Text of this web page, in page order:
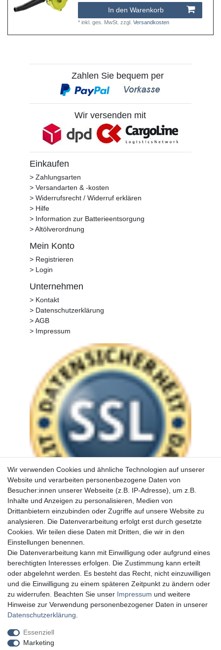
In den Warenkorb
*inkl. ges. MwSt. zzgl.Versandkosten
Zahlen Sie bequem per
Wir versenden mit
Einkaufen
> Zahlungsarten
> Versandarten & -kosten
> Widerrufsrecht / Widerruf erklären
> Hilfe
> Information zur Batterieentsorgung
> Altölverordnung
Mein Konto
> Registrieren
> Login
Unternehmen
> Kontakt
> Datenschutzerklärung
> AGB
> Impressum
Wir verwenden Cookies und ähnliche Technologien auf unserer
Website und verarbeiten personenbezogene Daten von
Besucher:innen unserer Webseite (z.B. IP-Adresse), um z.B.
Inhalte und Anzeigen zu personalisieren, Medien von
Drittanbietern einzubinden oder Zugriffe auf unsere Website zu
analysieren. Die Datenverarbeitung erfolgt erst durch gesetzte
Cookies. Wir teilen diese Daten mit Dritten, die wir in den
Einstellungen benennen.
Die Datenverarbeitung kann mit Einwilligung oder aufgrund eines
berechtigten Interesses erfolgen. Die Zustimmung kann erteilt
oder abgelehnt werden. Es besteht das Recht, nicht einzuwilligen
und die Einwilligung zu einem späteren Zeitpunkt zu ändern oder
zu widerrufen. Beachten Sie unser Impressum und weitere
Hinweise zur Verwendung personenbezogener Daten in unserer
Daten­schutz­erklärung
Essenziell
Marketing